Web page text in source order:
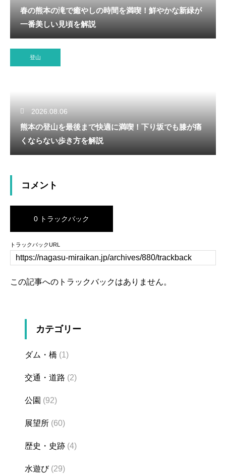
春の熊本の滝で癒やしの時間を満喫！鮮やかな新緑が
一番美しい見頃を解説
登山
2026.08.06
熊本の登山を最後まで快適に満喫！下り坂でも膝が痛
くならない歩き方を解説
コメント
0 トラックバック
トラックバックURL
この記事へのトラックバックはありません。
カテゴリー
ダム・橋 (1)
交通・道路 (2)
公園 (92)
展望所 (60)
歴史・史跡 (4)
水遊び(29)